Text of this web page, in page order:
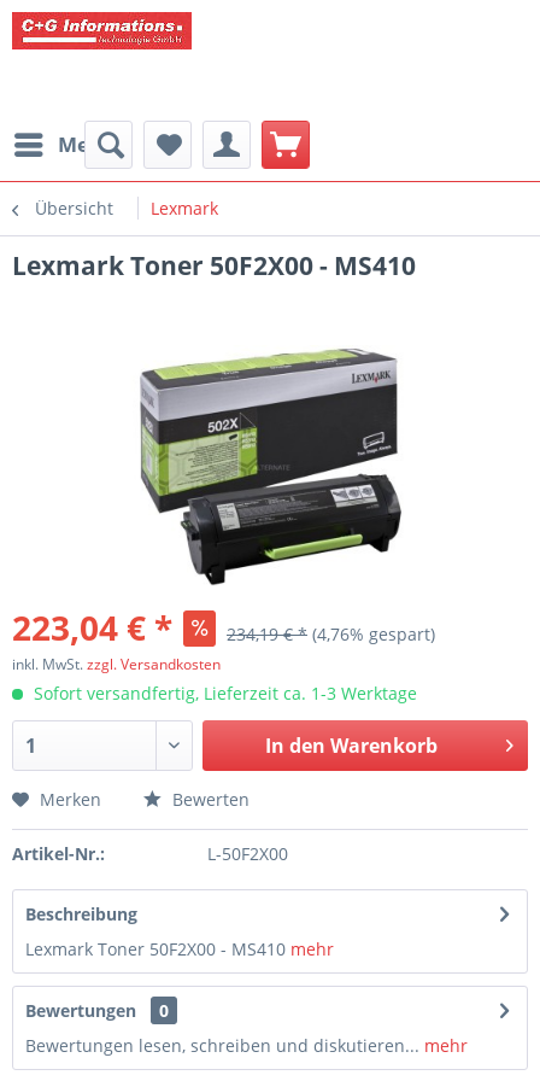
Menü
Übersicht Lexmark
Lexmark Toner 50F2X00 - MS410
223,04 € * 234,19 € * (4,76% gespart)
inkl. MwSt.zzgl. Versandkosten
Sofort versandfertig, Lieferzeit ca. 1-3 Werktage
In den Warenkorb
Merken Bewerten
Artikel-Nr.: L-50F2X00
Beschreibung
Lexmark Toner 50F2X00 - MS410 mehr
Bewertungen
0
Bewertungen lesen, schreiben und diskutieren... mehr